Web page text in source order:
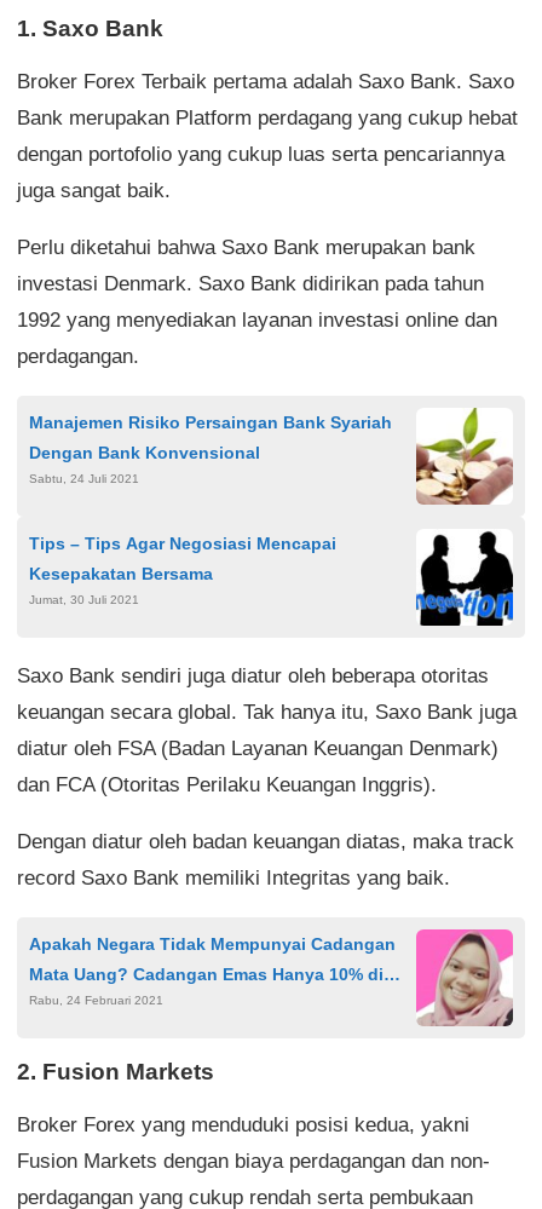
1. Saxo Bank
Broker Forex Terbaik pertama adalah Saxo Bank. Saxo
Bank merupakan Platform perdagang yang cukup hebat
dengan portofolio yang cukup luas serta pencariannya
juga sangat baik.
Perlu diketahui bahwa Saxo Bank merupakan bank
investasi Denmark. Saxo Bank didirikan pada tahun
1992 yang menyediakan layanan investasi online dan
perdagangan.
Manajemen Risiko Persaingan Bank Syariah
Dengan Bank Konvensional
Sabtu, 24 Juli 2021
Tips – Tips Agar Negosiasi Mencapai
Kesepakatan Bersama
Jumat, 30 Juli 2021
Saxo Bank sendiri juga diatur oleh beberapa otoritas
keuangan secara global. Tak hanya itu, Saxo Bank juga
diatur oleh FSA (Badan Layanan Keuangan Denmark)
dan FCA (Otoritas Perilaku Keuangan Inggris).
Dengan diatur oleh badan keuangan diatas, maka track
record Saxo Bank memiliki Integritas yang baik.
Apakah Negara Tidak Mempunyai Cadangan
Mata Uang? Cadangan Emas Hanya 10% di
Akhir Zaman!
Rabu, 24 Februari 2021
2. Fusion Markets
Broker Forex yang menduduki posisi kedua, yakni
Fusion Markets dengan biaya perdagangan dan non-
perdagangan yang cukup rendah serta pembukaan